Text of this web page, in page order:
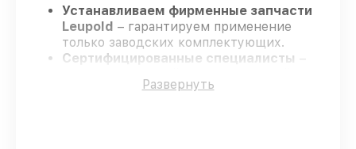
Устанавливаем фирменные запчасти
Leupold – гарантируем применение
только заводских комплектующих.
Сертифицированные специалисты –
навыков, что подтверждает уровень их
Развернуть